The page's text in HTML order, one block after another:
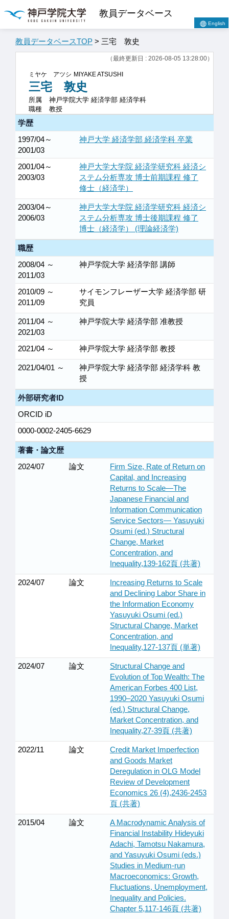
教員データベース
English
教員データベースTOP > 三宅 敦史
（最終更新日 : 2026-08-05 13:28:00）
ミヤケ アツシ MIYAKE ATSUSHI
三宅 敦史
所属
神戸学院大学 経済学部 経済学科
職種
教授
学歴
1997/04～
2001/03
神戸大学 経済学部 経済学科 卒業
2001/04～
2003/03
神戸大学大学院 経済学研究科 経済シ
ステム分析専攻 博士前期課程 修了
修士（経済学）
2003/04～
2006/03
神戸大学大学院 経済学研究科 経済シ
ステム分析専攻 博士後期課程 修了
博士（経済学） (理論経済学)
職歴
2008/04 ～
2011/03
神戸学院大学 経済学部 講師
2010/09 ～
2011/09
サイモンフレーザー大学 経済学部 研
究員
2011/04 ～
2021/03
神戸学院大学 経済学部 准教授
2021/04 ～ 神戸学院大学 経済学部 教授
2021/04/01 ～
神戸学院大学 経済学部 経済学科 教
授
外部研究者ID
ORCID iD
0000-0002-2405-6629
著書・論文歴
2024/07
論文
Firm Size, Rate of Return on
Capital, and Increasing
Returns to Scale—The
Japanese Financial and
Information Communication
Service Sectors— Yasuyuki
Osumi (ed.) Structural
Change, Market
Concentration, and
Inequality,139-162頁 (共著)
2024/07 論文
Increasing Returns to Scale
and Declining Labor Share in
the Information Economy
Yasuyuki Osumi (ed.)
Structural Change, Market
Concentration, and
Inequality,127-137頁 (単著)
2024/07 論文
Structural Change and
Evolution of Top Wealth: The
American Forbes 400 List,
1990–2020 Yasuyuki Osumi
(ed.) Structural Change,
Market Concentration, and
Inequality,27-39頁 (共著)
2022/11 論文
Credit Market Imperfection
and Goods Market
Deregulation in OLG Model
Review of Development
Economics 26 (4),2436-2453
頁 (共著)
2015/04 論文
A Macrodynamic Analysis of
Financial Instability Hideyuki
Adachi, Tamotsu Nakamura,
and Yasuyuki Osumi (eds.)
Studies in Medium-run
Macroeconomics: Growth,
Fluctuations, Unemployment,
Inequality and Policies.
Chapter 5,117-146頁 (共著)